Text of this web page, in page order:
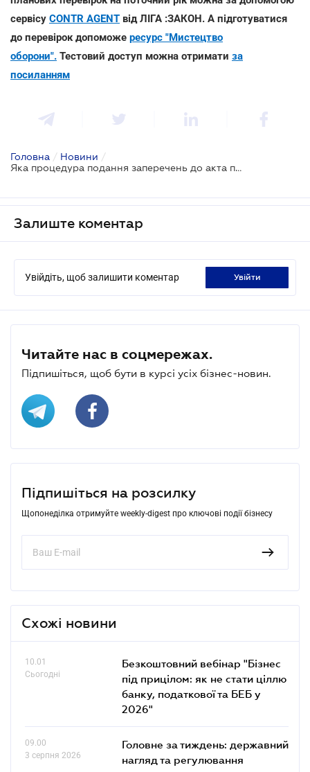
сервісу CONTR AGENT від ЛІГА :ЗАКОН. А підготуватися
до перевірок допоможе ресурс "Мистецтво
оборони". Тестовий доступ можна отримати за
посиланням
Головна / Новини /
Яка процедура подання заперечень до акта податкової перевірки
Залиште коментар
Увійдіть, щоб залишити коментар увійти
Читайте нас в соцмережах.
Підпишіться, щоб бути в курсі усіх бізнес-новин.
Підпишіться на розсилку
Щопонеділка отримуйте weekly-digest про ключові події бізнесу
Схожі новини
10.01
Сьогодні
Безкоштовний вебінар "Бізнес
під прицілом: як не стати ціллю
банку, податкової та БЕБ у
2026"
09.00
3 серпня 2026
Головне за тиждень: державний
нагляд та регулювання